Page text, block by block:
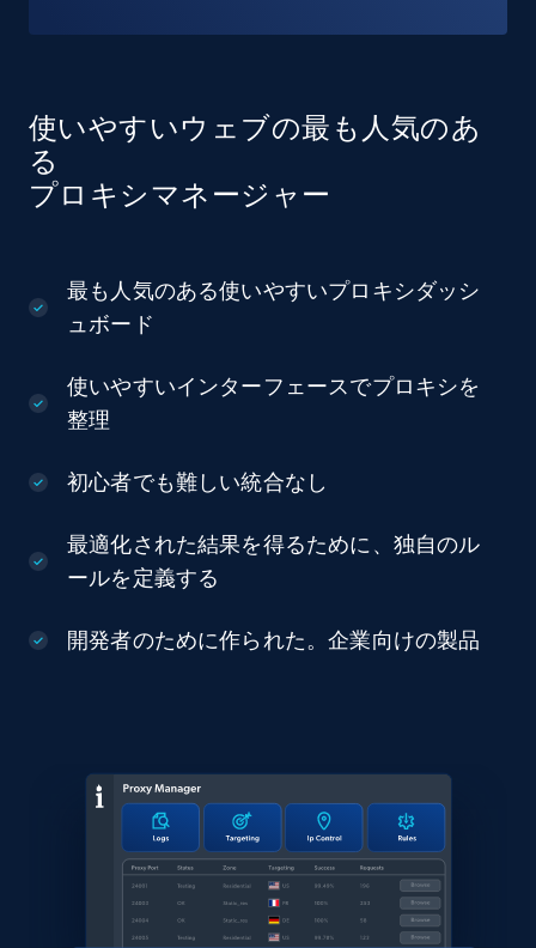
使いやすいウェブの最も人気のあ
る
プロキシマネージャー
最も人気のある使いやすいプロキシダッシ
ュボード
使いやすいインターフェースでプロキシを
整理
初心者でも難しい統合なし
最適化された結果を得るために、独自のル
ールを定義する
開発者のために作られた。企業向けの製品